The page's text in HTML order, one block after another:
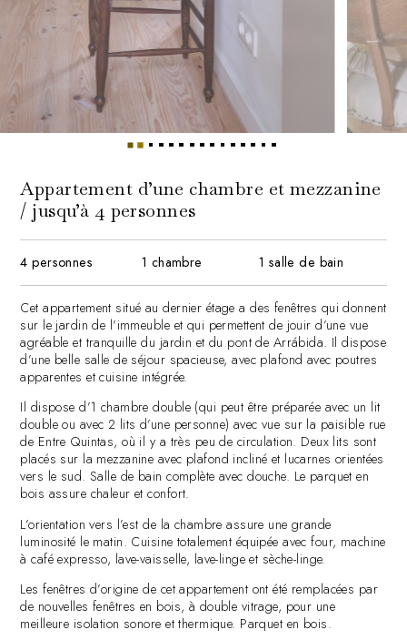
1 2 3 4 5 6 7 8 9 10 11 12 13 14 15
Appartement d’une chambre et mezzanine
/ jusqu’à 4 personnes
4 personnes 1 chambre 1 salle de bain
Cet appartement situé au dernier étage a des fenêtres qui donnent
sur le jardin de l’immeuble et qui permettent de jouir d’une vue
agréable et tranquille du jardin et du pont de Arrábida. Il dispose
d’une belle salle de séjour spacieuse, avec plafond avec poutres
apparentes et cuisine intégrée.
Il dispose d’1 chambre double (qui peut être préparée avec un lit
double ou avec 2 lits d’une personne) avec vue sur la paisible rue
de Entre Quintas, où il y a très peu de circulation. Deux lits sont
placés sur la mezzanine avec plafond incliné et lucarnes orientées
vers le sud. Salle de bain complète avec douche. Le parquet en
bois assure chaleur et confort.
L’orientation vers l’est de la chambre assure une grande
luminosité le matin. Cuisine totalement équipée avec four, machine
à café expresso, lave-vaisselle, lave-linge et sèche-linge.
Les fenêtres d’origine de cet appartement ont été remplacées par
de nouvelles fenêtres en bois, à double vitrage, pour une
meilleure isolation sonore et thermique. Parquet en bois.